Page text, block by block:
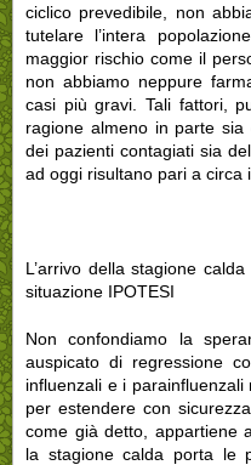
ciclico prevedibile, non
tutelare l’intera
maggior rischio come il
non abbiamo neppure
casi più gravi. Tali fattori,
ragione almeno in parte
dei pazienti contagiati sia
ad oggi risultano pari a circa
L’arrivo della stagione
situazione IPOTESI
Non confondiamo la
auspicato di regressione
influenzali e i
per estendere con
come già detto, appartiene
la stagione calda porta le